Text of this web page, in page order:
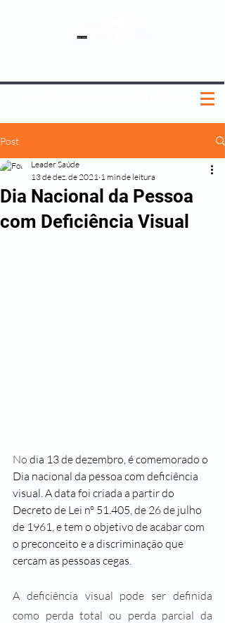
Post
Dia Nacional da Pessoa
com Deficiência Visual
Leader Saúde
13 de dez. de 2021 1 min de leitura
No dia 13 de dezembro, é comemorado o
Dia nacional da pessoa com deficiência
visual. A data foi criada a partir do
Decreto de Lei nº 51.405, de 26 de julho
de 1961, e tem o objetivo de acabar com
o preconceito e a discriminação que
cercam as pessoas cegas.
A deficiência visual pode ser definida
como perda total ou perda parcial da